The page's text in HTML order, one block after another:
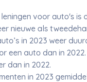
voor auto's is
nieuwe als
in 2023 weer
een auto dan in
dan in 2022.
in 2023